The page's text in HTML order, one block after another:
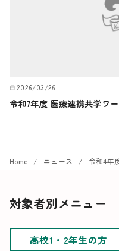
2026/03/26
令和7年度 医療連携共学ワ
Home ニュース 令和4年
対象者別メニュー
高校1・2年生の方